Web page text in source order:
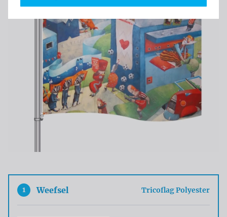
1 Weefsel Tricoflag Polyester